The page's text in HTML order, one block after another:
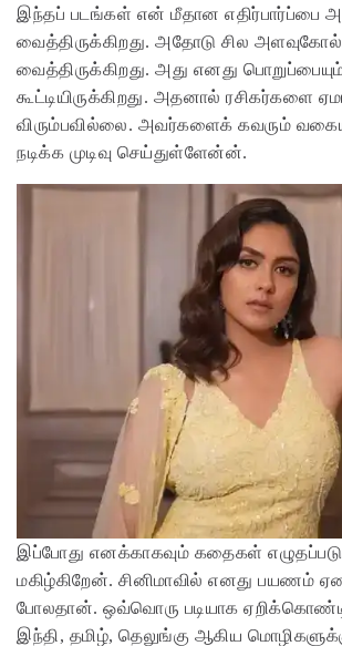
இந்தப் படங்கள் என் மீதான எதிர்பார்ப்பை
வைத்திருக்கிறது. அதோடு சில
வைத்திருக்கிறது. அது எனது
கூட்டியிருக்கிறது. அதனால் ரசிகர்களை
விரும்பவில்லை. அவர்களைக் கவரும்
நடிக்க முடிவு செய்துள்ளேன்ன்.
இப்போது எனக்காகவும் கதைகள்
மகிழ்கிறேன். சினிமாவில் எனது பயணம்
போலதான். ஒவ்வொரு படியாக
இந்தி, தமிழ், தெலுங்கு ஆகிய